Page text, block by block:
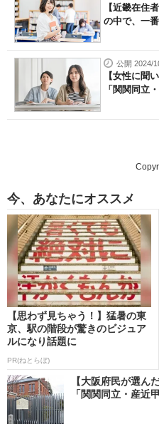
【近畿在住
の中で、一
公開 2024/
【女性に聞
「関関同立
今、あなたにオススメ
【思わず見ちゃう！】猛暑の東
京、駅の階段が驚きのビジュア
ルになり話題に
PR(ねとらぼ)
【大阪府民が選ん
「関関同立・産近